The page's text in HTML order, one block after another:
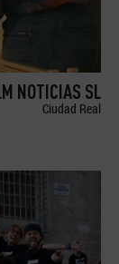
NOTICIAS SL
Ciudad Real